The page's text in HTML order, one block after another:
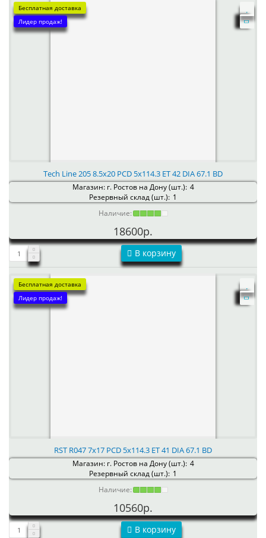
Бесплатная доставка
Лидер продаж!
Tech Line 205 8.5x20 PCD 5x114.3 ET 42 DIA 67.1 BD
Магазин: г. Ростов на Дону (шт.): 4
Резервный склад (шт.): 1
Наличие:
18600р.
В корзину
Бесплатная доставка
Лидер продаж!
RST R047 7x17 PCD 5x114.3 ET 41 DIA 67.1 BD
Магазин: г. Ростов на Дону (шт.): 4
Резервный склад (шт.): 1
Наличие:
10560р.
В корзину